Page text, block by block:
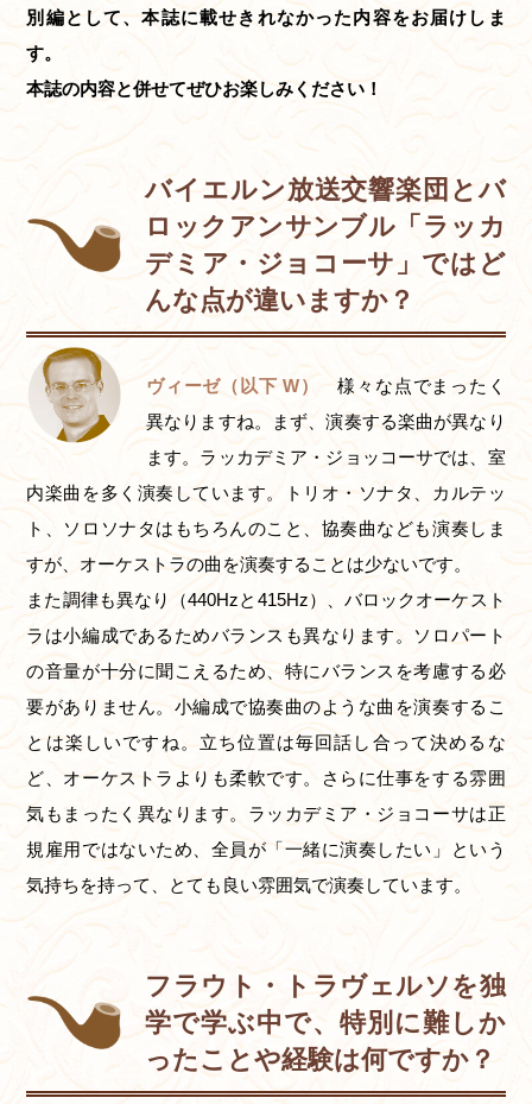
別編として、本誌に載せきれなかった内容をお届けしま
す。
本誌の内容と併せてぜひお楽しみください！
バイエルン放送交響楽団とバ
ロックアンサンブル「ラッカ
デミア・ジョコーサ」ではど
んな点が違いますか？
ヴィーゼ（以下 W）
様々な点でまったく
異なりますね。まず、演奏する楽曲が異なり
ます。ラッカデミア・ジョッコーサでは、室
内楽曲を多く演奏しています。トリオ・ソナタ、カルテッ
ト、ソロソナタはもちろんのこと、協奏曲なども演奏しま
すが、オーケストラの曲を演奏することは少ないです。
また調律も異なり（440Hzと415Hz）、バロックオーケスト
ラは小編成であるためバランスも異なります。ソロパート
の音量が十分に聞こえるため、特にバランスを考慮する必
要がありません。小編成で協奏曲のような曲を演奏するこ
とは楽しいですね。立ち位置は毎回話し合って決めるな
ど、オーケストラよりも柔軟です。さらに仕事をする雰囲
気もまったく異なります。ラッカデミア・ジョコーサは正
規雇用ではないため、全員が「一緒に演奏したい」という
気持ちを持って、とても良い雰囲気で演奏しています。
フラウト・トラヴェルソを独
学で学ぶ中で、特別に難しか
ったことや経験は何ですか？